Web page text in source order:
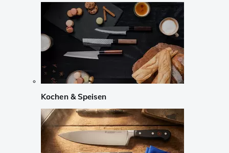
Kochen & Speisen